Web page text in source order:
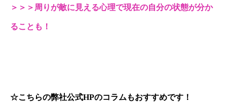
＞＞＞周りが敵に見える心理で現在の自分の状態が分か
ることも！
☆こちらの弊社公式HPのコラムもおすすめです！